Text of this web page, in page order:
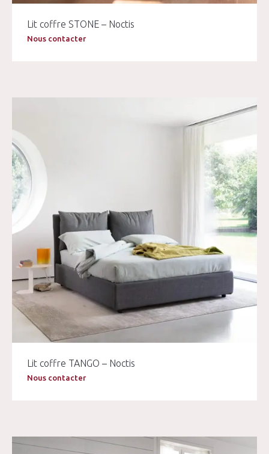
Lit coffre STONE – Noctis
Nous contacter
Lit coffre TANGO – Noctis
Nous contacter